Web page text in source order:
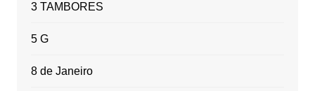
3 TAMBORES
5 G
8 de Janeiro